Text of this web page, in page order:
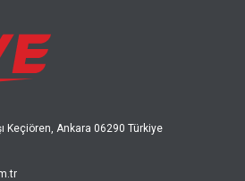
Keçiören, Ankara 06290 Türkiye